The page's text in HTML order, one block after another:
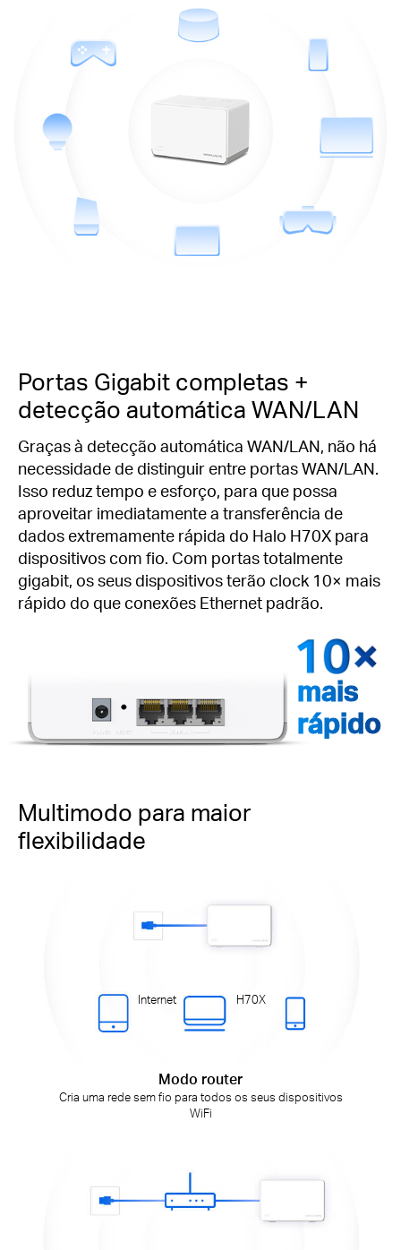
Portas Gigabit completas +
detecção automática WAN/LAN
Graças à detecção automática WAN/LAN, não há
necessidade de distinguir entre portas WAN/LAN.
Isso reduz tempo e esforço, para que possa
aproveitar imediatamente a transferência de
dados extremamente rápida do Halo H70X para
dispositivos com fio. Com portas totalmente
gigabit, os seus dispositivos terão clock 10× mais
rápido do que conexões Ethernet padrão.
mais
rápido
Multimodo para maior
flexibilidade
Internet H70X
Modo router
Cria uma rede sem fio para todos os seus dispositivos
WiFi